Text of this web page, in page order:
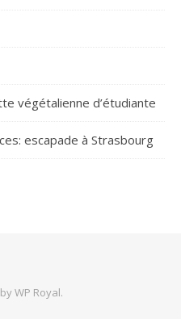
végétalienne d’étudiante
escapade à Strasbourg
WP Royal.